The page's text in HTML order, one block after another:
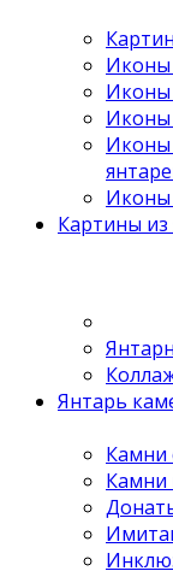
Иконы
Иконы
Иконы
Иконы
Иконы
Картины из
Янтарь
Камни
Камни